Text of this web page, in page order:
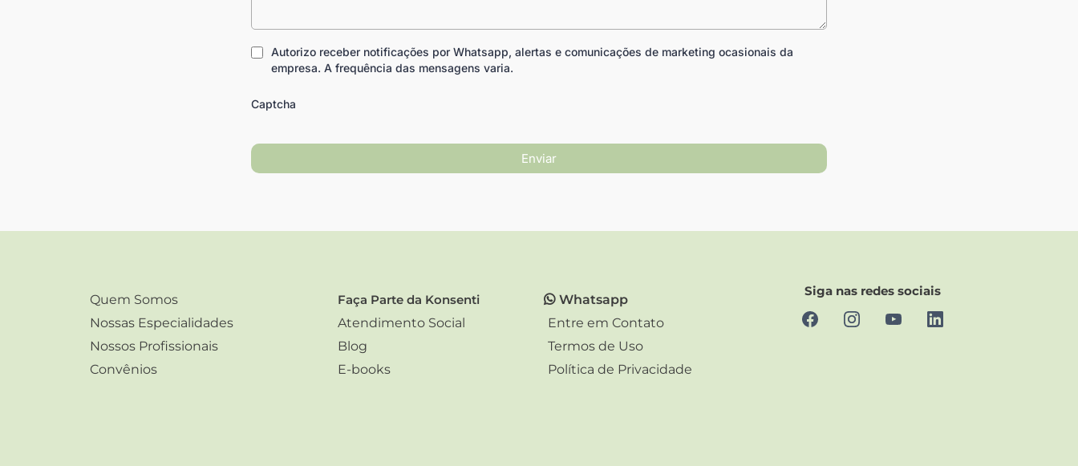
Autorizo ​​receber notificações por Whatsapp, alertas e comunicações de marketing ocasionais da
empresa. A frequência das mensagens varia.
Captcha
Enviar
Quem Somos
Nossas Especialidades
Nossos Profissionais
Convênios
Faça Parte da Konsenti
Atendimento Social
Blog
E-books
Whatsapp
Entre em Contato
Termos de Uso
Política de Privacidade
Siga nas redes sociais